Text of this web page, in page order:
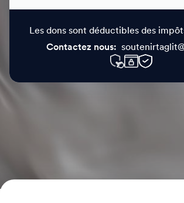
Les dons sont déductibles des
Contactez nous: